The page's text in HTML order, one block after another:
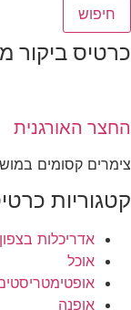
חיפוש
כרטיס ביקור
החצר האורגנית
צימרים קסומים
קטגוריות
אדריכלות בצפון
אוכל
אופנה